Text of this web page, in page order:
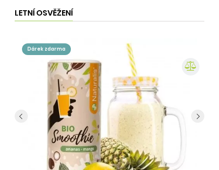
LETNÍ OSVĚŽENÍ
dárek zdarma